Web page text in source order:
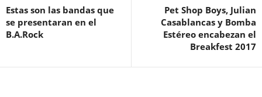
Estas son las bandas que
se presentaran en el
B.A.Rock
Pet Shop Boys, Julian
Casablancas y Bomba
Estéreo encabezan el
Breakfest 2017